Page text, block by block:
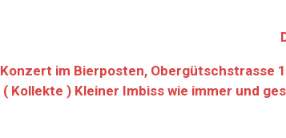
Konzert im Bierposten, Obergütschstrasse
( Kollekte ) Kleiner Imbiss wie immer und